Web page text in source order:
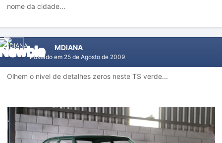
nome da cidade...
MDIANA
Postado em 25 de Agosto de 2009
Olhem o nivel de detalhes zeros neste TS verde...